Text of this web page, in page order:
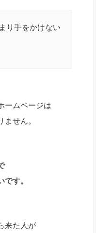
り手をかけない
ームページは
せん。
す。
来た人が